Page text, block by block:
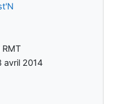
avril 2014